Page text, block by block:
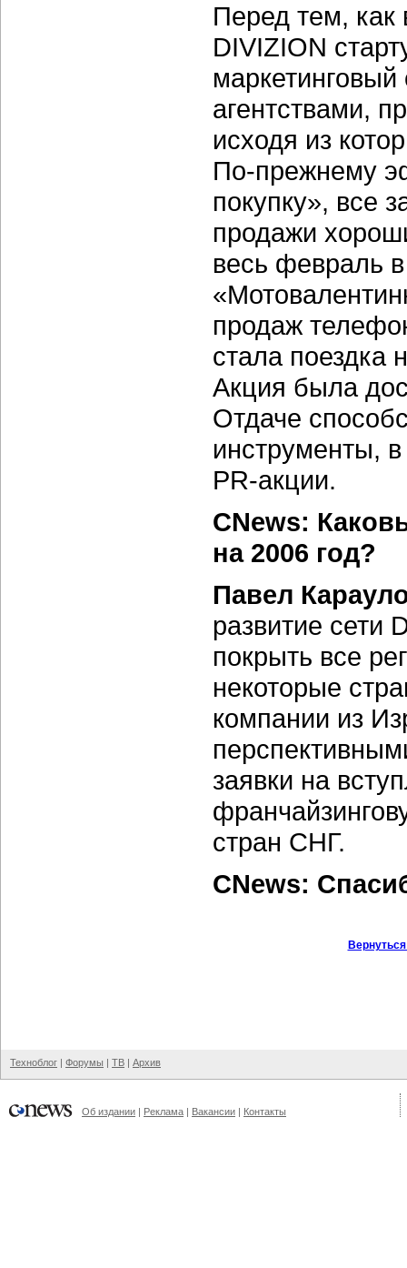
Перед тем, как
DIVIZION
агентствами,
исходя из
По-прежнему
покупку», все
продажи
весь февраль
продаж
стала
Акция была
Отдаче
инструменты,
PR-акции.
CNews:
на 2006 год?
Павел
развитие сети
покрыть все
некоторые
компании из
заявки на
стран СНГ.
CNews:
Техноблог | Форумы | ТВ | Архив
Об издании | Реклама | Вакансии | Контакты